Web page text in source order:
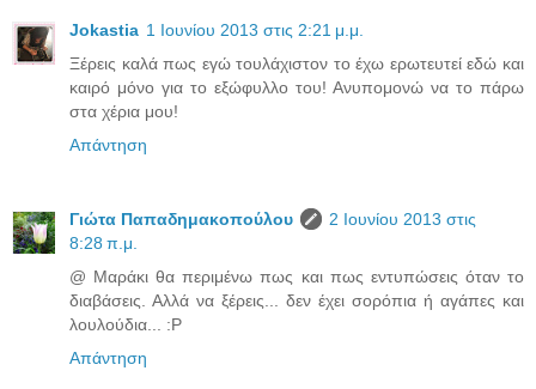
Jokastia 1 Ιουνίου 2013 στις 2:21 μ.μ.
Ξέρεις καλά πως εγώ τουλάχιστον το έχω ερωτευτεί εδώ και
καιρό μόνο για το εξώφυλλο του! Ανυπομονώ να το πάρω
στα χέρια μου!
Απάντηση
Γιώτα Παπαδημακοπούλου
2 Ιουνίου 2013 στις
8:28 π.μ.
@ Μαράκι θα περιμένω πως και πως εντυπώσεις όταν το
διαβάσεις. Αλλά να ξέρεις... δεν έχει σορόπια ή αγάπες και
λουλούδια... :P
Απάντηση